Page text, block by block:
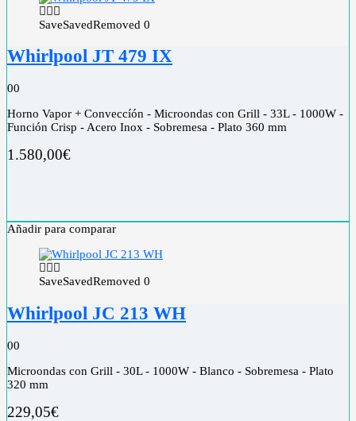
SaveSavedRemoved 0
Whirlpool JT 479 IX
00
Horno Vapor + Conveccíón - Microondas con Grill - 33L - 1000W -
Función Crisp - Acero Inox - Sobremesa - Plato 360 mm
1.580,00€
Añadir para comparar
SaveSavedRemoved 0
Whirlpool JC 213 WH
00
Microondas con Grill - 30L - 1000W - Blanco - Sobremesa - Plato
320 mm
229,05€